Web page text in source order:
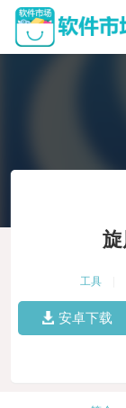
工具
安卓下载